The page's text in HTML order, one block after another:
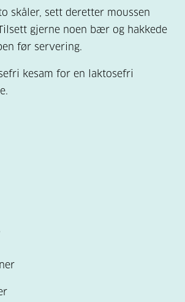
skåler, sett deretter moussen
gjerne noen bær og hakkede
før servering.
kesam for en laktosefri